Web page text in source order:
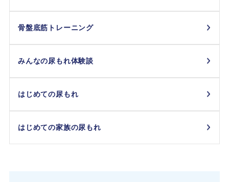
骨盤底筋トレーニング
みんなの尿もれ体験談
はじめての尿もれ
はじめての家族の尿もれ